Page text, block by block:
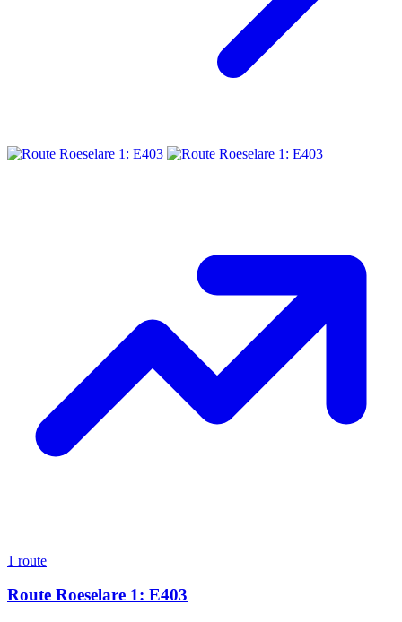
1 route
Route Roeselare 1: E403